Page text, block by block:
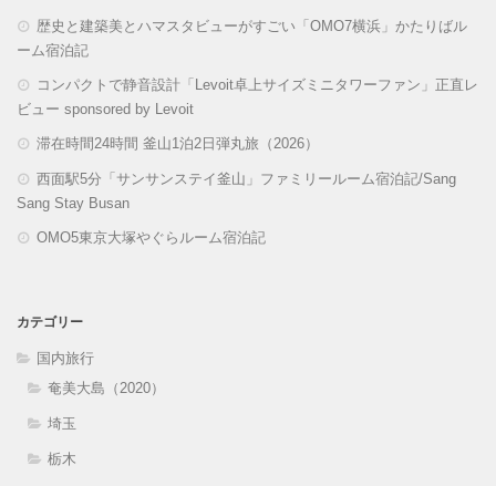
歴史と建築美とハマスタビューがすごい「OMO7横浜」かたりばル
ーム宿泊記
コンパクトで静音設計「Levoit卓上サイズミニタワーファン」正直レ
ビュー sponsored by Levoit
滞在時間24時間 釜山1泊2日弾丸旅（2026）
西面駅5分「サンサンステイ釜山」ファミリールーム宿泊記/Sang
Sang Stay Busan
OMO5東京大塚やぐらルーム宿泊記
カテゴリー
国内旅行
奄美大島（2020）
埼玉
栃木